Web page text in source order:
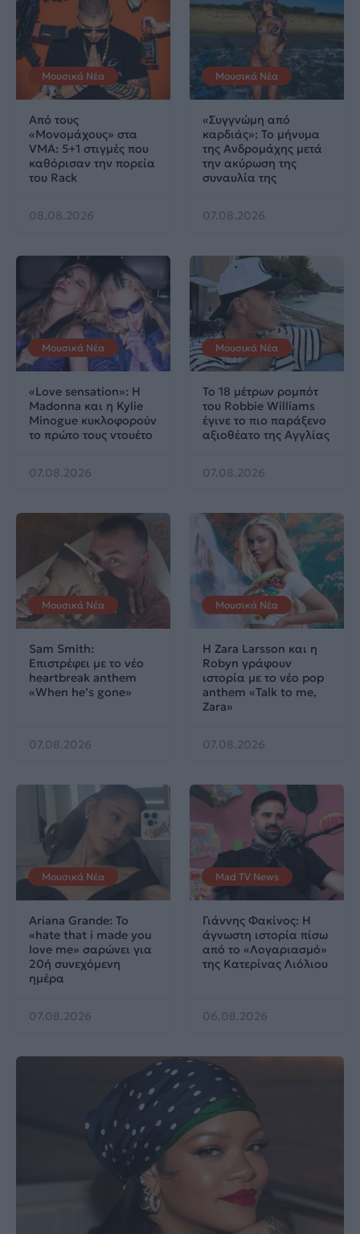
Μουσικά Νέα
Από τους
«Μονομάχους» στα
VMA: 5+1 στιγμές που
καθόρισαν την πορεία
του Rack
08.08.2026
Μουσικά Νέα
«Συγγνώμη από
καρδιάς»: Το μήνυμα
της Ανδρομάχης μετά
την ακύρωση της
συναυλία της
07.08.2026
Μουσικά Νέα
«Love sensation»: Η
Madonna και η Kylie
Minogue κυκλοφορούν
το πρώτο τους ντουέτο
07.08.2026
Μουσικά Νέα
Το 18 μέτρων ρομπότ
του Robbie Williams
έγινε το πιο παράξενο
αξιοθέατο της Αγγλίας
07.08.2026
Μουσικά Νέα
Sam Smith:
Επιστρέφει με το νέο
heartbreak anthem
«When he’s gone»
07.08.2026
Μουσικά Νέα
Η Zara Larsson και η
Robyn γράφουν
ιστορία με το νέο pop
anthem «Talk to me,
Zara»
07.08.2026
Μουσικά Νέα
Ariana Grande: Το
«hate that i made you
love me» σαρώνει για
20ή συνεχόμενη
ημέρα
07.08.2026
Mad TV News
Γιάννης Φακίνος: Η
άγνωστη ιστορία πίσω
από το «Λογαριασμό»
της Κατερίνας Λιόλιου
06.08.2026